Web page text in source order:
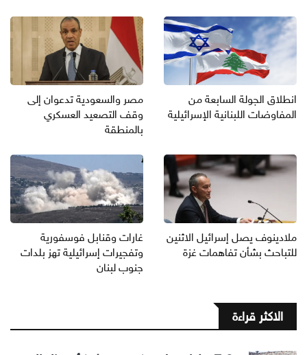
انطلاق الجولة السابعة من
المفاوضات اللبنانية الإسرائيلية
مصر والسعودية تدعوان إلى
وقف التصعيد العسكري
بالمنطقة
ملادينوف يصل إسرائيل الاثنين
للتباحث بشأن تفاهمات غزة
غارات وقنابل فوسفورية
وتفجيرات إسرائيلية تهز بلدات
جنوب لبنان
الاكثر قراءة